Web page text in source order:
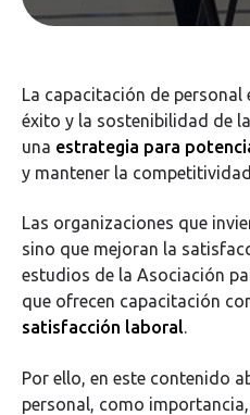
La capacitación de
éxito y la sostenibilidad de
una estrategia para
y mantener la
Las organizaciones que
sino que mejoran la
estudios de la Asociación
que ofrecen capacitación
satisfacción laboral.
Por ello, en este contenido
personal, como